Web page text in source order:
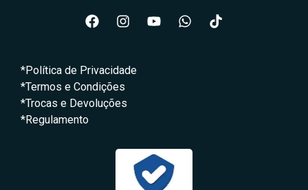
*Política de Privacidade
*Termos e Condições
*Trocas e Devoluções
*Regulamento